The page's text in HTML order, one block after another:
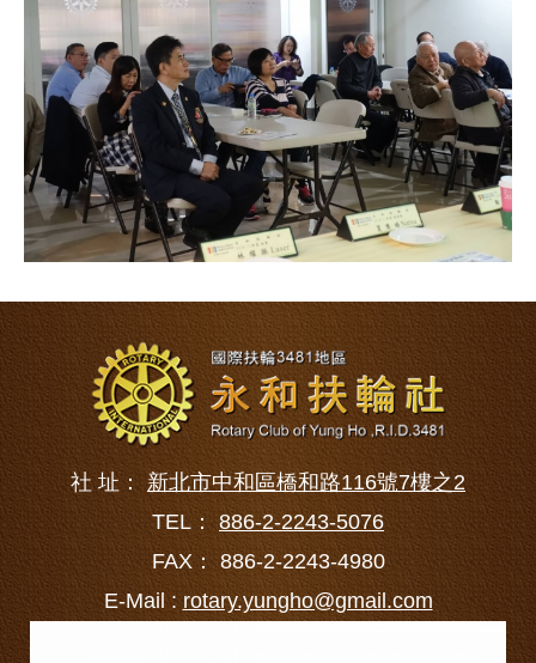
社 址： 新北市中和區橋和路116號7樓之2
TEL： 886-2-2243-5076
FAX： 886-2-2243-4980
E-Mail : rotary.yungho@gmail.com